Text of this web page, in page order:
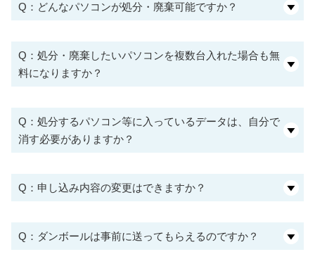
Q：どんなパソコンが処分・廃棄可能ですか？
Q：処分・廃棄したいパソコンを複数台入れた場合も無
料になりますか？
Q：処分するパソコン等に入っているデータは、自分で
消す必要がありますか？
Q：申し込み内容の変更はできますか？
Q：ダンボールは事前に送ってもらえるのですか？